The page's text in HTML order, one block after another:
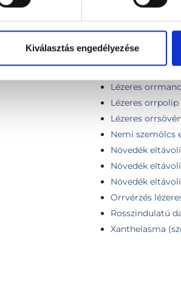
Kiválasztás engedélyezése
Lézeres fül-orr-
Lézeres
Lézeres
Lézeres
Lézeres
Nemi szemölcs
Növedék
Növedék
Növedék
Orrvérzés
Rosszindulatú
Xanthelasma